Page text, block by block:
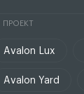
ПРОЕКТ
Avalon Lux
Avalon Yard